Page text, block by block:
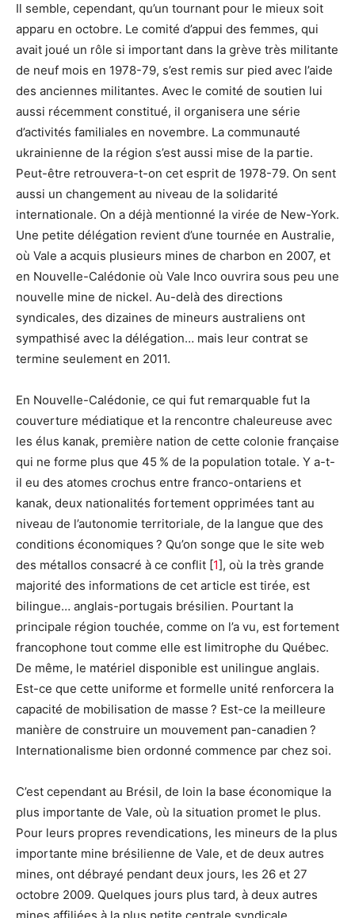
Il semble, cependant, qu’un tournant pour le mieux soit
apparu en octobre. Le comité d’appui des femmes, qui
avait joué un rôle si important dans la grève très militante
de neuf mois en 1978-79, s’est remis sur pied avec l’aide
des anciennes militantes. Avec le comité de soutien lui
aussi récemment constitué, il organisera une série
d’activités familiales en novembre. La communauté
ukrainienne de la région s’est aussi mise de la partie.
Peut-être retrouvera-t-on cet esprit de 1978-79. On sent
aussi un changement au niveau de la solidarité
internationale. On a déjà mentionné la virée de New-York.
Une petite délégation revient d’une tournée en Australie,
où Vale a acquis plusieurs mines de charbon en 2007, et
en Nouvelle-Calédonie où Vale Inco ouvrira sous peu une
nouvelle mine de nickel. Au-delà des directions
syndicales, des dizaines de mineurs australiens ont
sympathisé avec la délégation… mais leur contrat se
termine seulement en 2011.
En Nouvelle-Calédonie, ce qui fut remarquable fut la
couverture médiatique et la rencontre chaleureuse avec
les élus kanak, première nation de cette colonie française
qui ne forme plus que 45 % de la population totale. Y a-t-
il eu des atomes crochus entre franco-ontariens et
kanak, deux nationalités fortement opprimées tant au
niveau de l’autonomie territoriale, de la langue que des
conditions économiques ? Qu’on songe que le site web
des métallos consacré à ce conflit [1], où la très grande
majorité des informations de cet article est tirée, est
bilingue… anglais-portugais brésilien. Pourtant la
principale région touchée, comme on l’a vu, est fortement
francophone tout comme elle est limitrophe du Québec.
De même, le matériel disponible est unilingue anglais.
Est-ce que cette uniforme et formelle unité renforcera la
capacité de mobilisation de masse ? Est-ce la meilleure
manière de construire un mouvement pan-canadien ?
Internationalisme bien ordonné commence par chez soi.
C’est cependant au Brésil, de loin la base économique la
plus importante de Vale, où la situation promet le plus.
Pour leurs propres revendications, les mineurs de la plus
importante mine brésilienne de Vale, et de deux autres
mines, ont débrayé pendant deux jours, les 26 et 27
octobre 2009. Quelques jours plus tard, à deux autres